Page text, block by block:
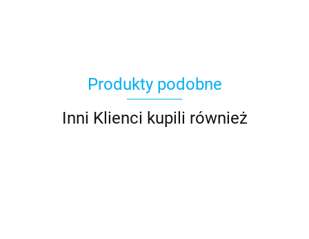
Produkty podobne
Inni Klienci kupili również